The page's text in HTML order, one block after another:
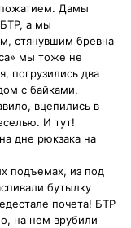
Дамы
БТР, а мы
стянувшим бревна
мы тоже не
погрузились два
с байками,
вцепились в
И тут!
дне рюкзака на
подъемах, из под
бутылку
почета! БТР
на нем врубили